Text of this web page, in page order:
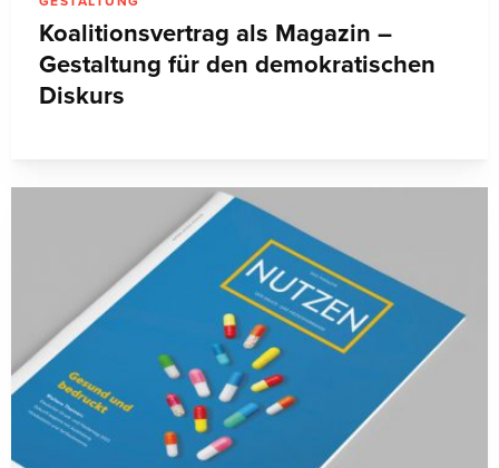
Koalitionsvertrag als Magazin –
Gestaltung für den demokratischen
Diskurs